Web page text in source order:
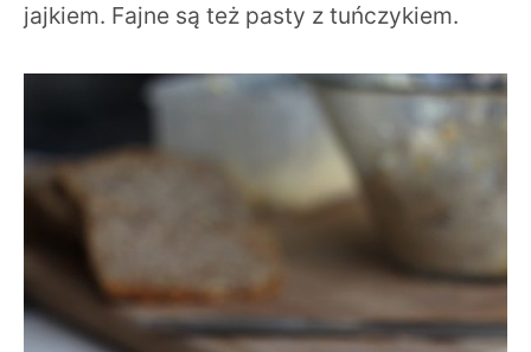
jajkiem. Fajne są też pasty z tuńczykiem.